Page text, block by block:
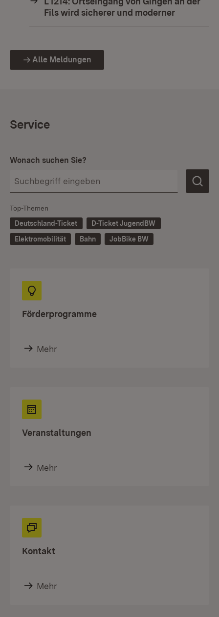
Fils wird sicherer und moderner
Alle Meldungen
Service
Wonach suchen Sie?
Top-Themen
Deutschland-Ticket
D-Ticket JugendBW
Elektromobilität
Bahn JobBike BW
Förderprogramme
Mehr
Veranstaltungen
Mehr
Kontakt
Mehr